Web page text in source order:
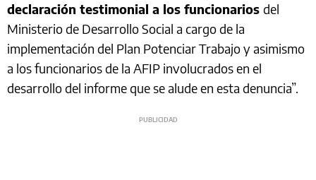
declaración testimonial a los funcionarios del
Ministerio de Desarrollo Social a cargo de la
implementación del Plan Potenciar Trabajo y asimismo
a los funcionarios de la AFIP involucrados en el
desarrollo del informe que se alude en esta denuncia”.